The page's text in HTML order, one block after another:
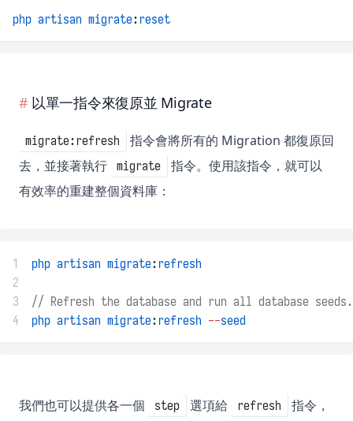
php artisan migrate: reset
以單一指令來復原並 Migrate
migrate:refresh
指令會將所有的 Migration 都復原回
去，並接著執行 migrate
指令。使用該指令，就可以
有效率的重建整個資料庫：
1 php artisan migrate: refresh
2
3
// Refresh the database and run all database
4
php artisan migrate: refresh --seed
我們也可以提供各一個 step 選項給 refresh
指令，